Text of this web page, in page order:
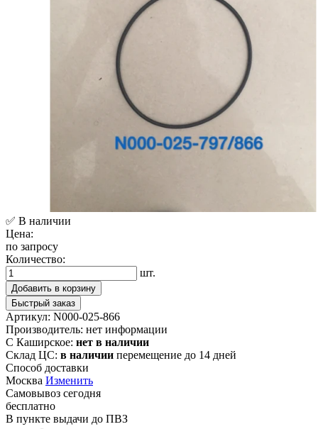
✅ В наличии
Цена:
по запросу
Количество:
шт.
Добавить в корзину
Быстрый заказ
Артикул: N000-025-866
Производитель: нет информации
С Каширское: нет в наличии
Склад ЦС: в наличии перемещение до 14 дней
Способ доставки
Москва Изменить
Самовывоз сегодня
бесплатно
В пункте выдачи до ПВЗ